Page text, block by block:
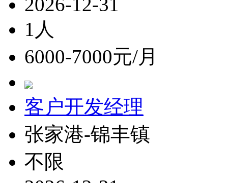
1人
6000-7000元/月
客户开发经理
张家港-锦丰镇
不限